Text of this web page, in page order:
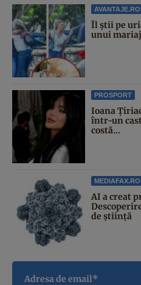
AVANTAJE.RO
Îl știi pe
unui mariaj
PROSPORT
Ioana
într-un
costă...
MEDIAFAX.RO
AI a creat
de știință
Adresa de email*